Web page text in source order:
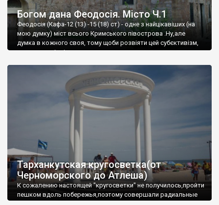
Богом дана Феодосія. Місто Ч.1
Феодосія (Кафа-12 (13) -15 (18) ст) - одне з найцікавіших (на
мою думку) міст всього Кримського півострова .Ну,але
думка в кожного своя, тому щоби розвіяти цей субєктивізм,
запрошую відвідати це
Тарханкутская кругосветка(от
Черноморского до Атлеша)
К сожалению настоящей "кругосветки" не получилось,пройти
пешком вдоль побережья,поэтому совершали радиальные